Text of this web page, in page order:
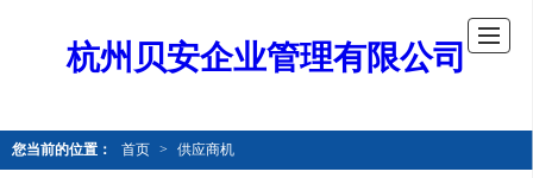
杭州贝安企业管理有限公司
您当前的位置： 首页 > 供应商机